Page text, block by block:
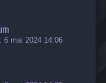
6 mai 2024 14:06